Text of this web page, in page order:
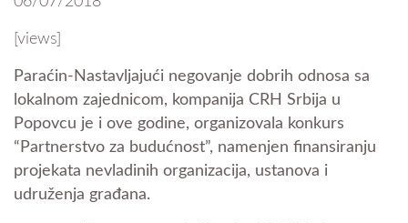
[views]
Paraćin-Nastavljajući negovanje dobrih odnosa sa
lokalnom zajednicom, kompanija CRH Srbija u
Popovcu je i ove godine, organizovala konkurs
“Partnerstvo za budućnost”, namenjen finansiranju
projekata nevladinih organizacija, ustanova i
udruženja građana.